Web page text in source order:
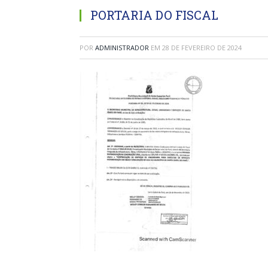
PORTARIA DO FISCAL
POR ADMINISTRADOR EM 28 DE FEVEREIRO DE 2024